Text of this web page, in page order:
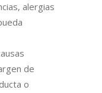
alergias
de
o